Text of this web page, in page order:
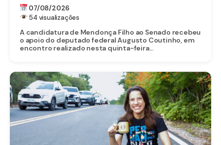
07/08/2026
54 visualizações
A candidatura de Mendonça Filho ao Senado recebeu
o apoio do deputado federal Augusto Coutinho, em
encontro realizado nesta quinta-feira...